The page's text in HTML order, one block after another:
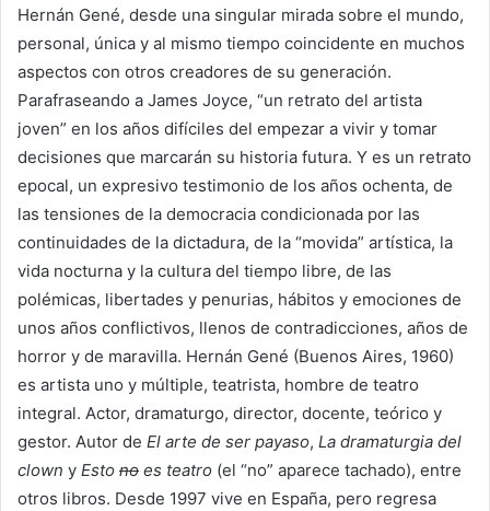
Hernán Gené, desde una singular mirada sobre el mundo,
personal, única y al mismo tiempo coincidente en muchos
aspectos con otros creadores de su generación.
Parafraseando a James Joyce, “un retrato del artista
joven” en los años difíciles del empezar a vivir y tomar
decisiones que marcarán su historia futura. Y es un retrato
epocal, un expresivo testimonio de los años ochenta, de
las tensiones de la democracia condicionada por las
continuidades de la dictadura, de la “movida” artística, la
vida nocturna y la cultura del tiempo libre, de las
polémicas, libertades y penurias, hábitos y emociones de
unos años conflictivos, llenos de contradicciones, años de
horror y de maravilla. Hernán Gené (Buenos Aires, 1960)
es artista uno y múltiple, teatrista, hombre de teatro
integral. Actor, dramaturgo, director, docente, teórico y
gestor. Autor de El arte de ser payaso, La dramaturgia del
clown y Esto no es teatro (el “no” aparece tachado), entre
otros libros. Desde 1997 vive en España, pero regresa